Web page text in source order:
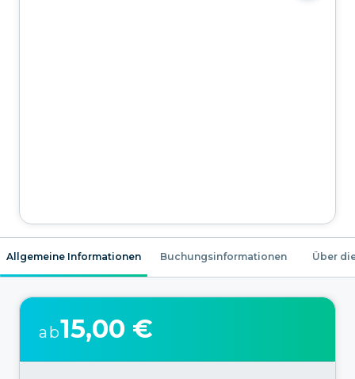
Allgemeine Informationen Buchungsinformationen Über
ab15,00 €